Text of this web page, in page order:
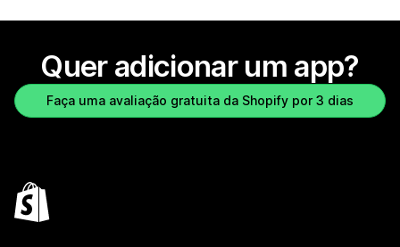
Quer adicionar um app?
Faça uma avaliação gratuita da Shopify por 3 dias